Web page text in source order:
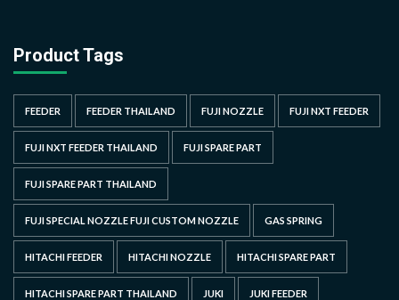
Product Tags
FEEDER FEEDER THAILAND FUJI NOZZLE FUJI NXT FEEDER
FUJI NXT FEEDER THAILAND FUJI SPARE PART
FUJI SPARE PART THAILAND
FUJI SPECIAL NOZZLE FUJI CUSTOM NOZZLE GAS SPRING
HITACHI FEEDER HITACHI NOZZLE HITACHI SPARE PART
HITACHI SPARE PART THAILAND JUKI JUKI FEEDER